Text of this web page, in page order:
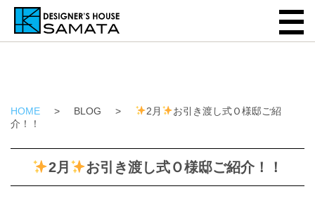
HOME > BLOG > 2月
お引き渡し式Ｏ様邸ご紹
介！！
2月 お引き渡し式Ｏ様邸ご紹介！！